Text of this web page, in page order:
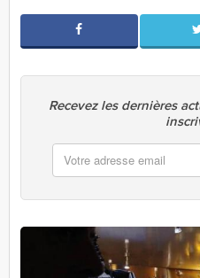
Recevez les dernières